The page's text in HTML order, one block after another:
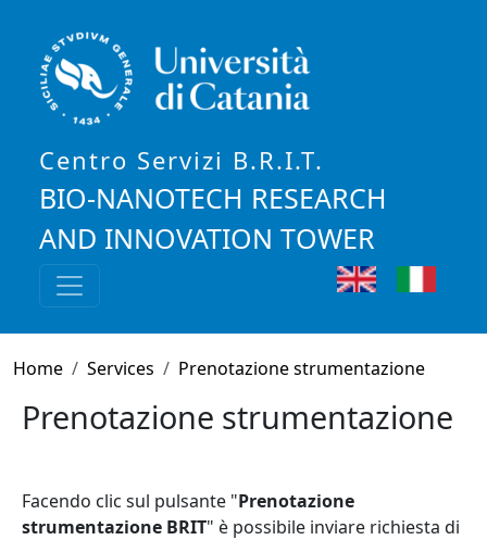
Centro Servizi B.R.I.T.
BIO-NANOTECH RESEARCH
AND INNOVATION TOWER
Breadcrumb
Home Services Prenotazione strumentazione
Prenotazione strumentazione
Facendo clic sul pulsante "Prenotazione
strumentazione BRIT" è possibile inviare richiesta di